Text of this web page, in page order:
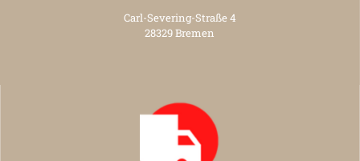
Carl-Severing-Straße 4
28329 Bremen